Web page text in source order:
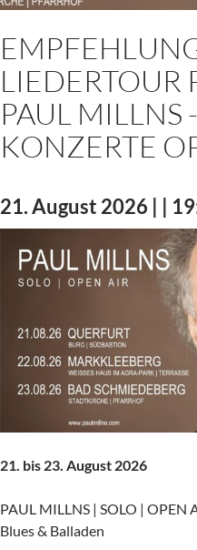
LIEDERTOUR
PAUL MILLNS
KONZERTE
21. August 2026 | |
21. bis 23. August 2026
PAUL MILLNS | SOLO | OPEN
Blues & Balladen